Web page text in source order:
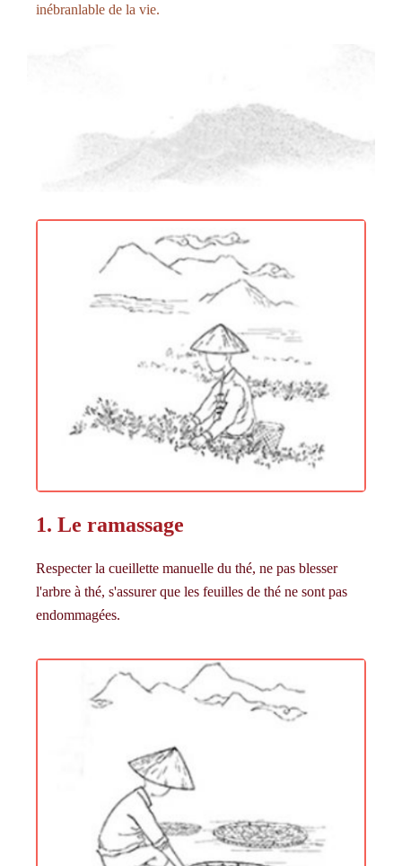
inébranlable de la vie.
[Artisanat du
centenaire]
Hériter et développer la technologie
traditionnelle de fabrication du thé,
innover et rechercher la perfection.
1. Le ramassage
Respecter la cueillette manuelle du thé, ne pas blesser
l'arbre à thé, s'assurer que les feuilles de thé ne sont pas
endommagées.